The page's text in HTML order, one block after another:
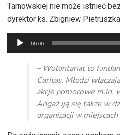
Tarnowskiej nie może istnieć
dyrektor ks. Zbigniew
Odtwarzacz
plików
dźwiękowych
00:00
– Wolontariat to
Caritas. Młodzi
akcje pomocowe m.in.
Angażują się także w
organizacji w